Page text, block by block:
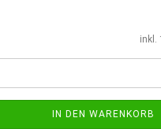
inkl.
IN DEN WARENKORB